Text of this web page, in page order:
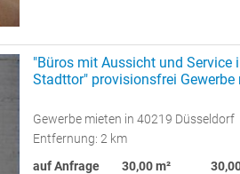
"Büros mit Aussicht und Service
Stadttor" provisionsfrei Gewerbe
Gewerbe mieten in 40219 Düsseldorf
Entfernung: 2 km
auf Anfrage
30,00 m²